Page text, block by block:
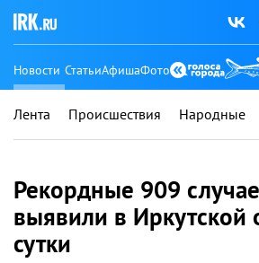
Новости СтатьиАфишаФото
Лента Происшествия Народные
Рекордные 909
выявили в Иркутской
сутки